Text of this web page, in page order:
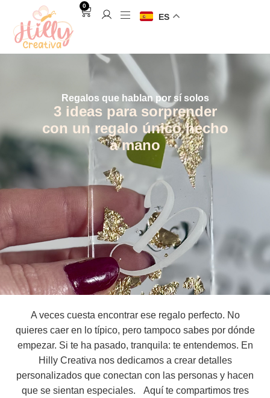
0
ES
Regalos que hablan por sí solos
3 ideas para sorprender
con un regalo único hecho
a mano
A veces cuesta encontrar ese regalo perfecto. No
quieres caer en lo típico, pero tampoco sabes por dónde
empezar. Si te ha pasado, tranquila: te entendemos. En
Hilly Creativa nos dedicamos a crear detalles
personalizados que conectan con las personas y hacen
que se sientan especiales. Aquí te compartimos tres